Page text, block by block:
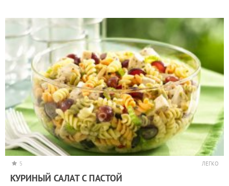
5 ЛЕГКО
КУРИНЫЙ САЛАТ С ПАСТОЙ